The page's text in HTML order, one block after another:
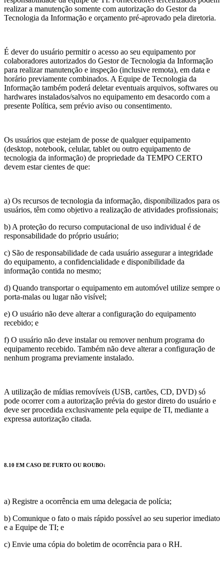
realizar a manutenção somente com autorização do Gestor da
Tecnologia da Informação e orçamento pré-aprovado pela diretoria.
É dever do usuário permitir o acesso ao seu equipamento por
colaboradores autorizados do Gestor de Tecnologia da Informação
para realizar manutenção e inspeção (inclusive remota), em data e
horário previamente combinados. A Equipe de Tecnologia da
Informação também poderá deletar eventuais arquivos, softwares ou
hardwares instalados/salvos no equipamento em desacordo com a
presente Política, sem prévio aviso ou consentimento.
Os usuários que estejam de posse de qualquer equipamento
(desktop, notebook, celular, tablet ou outro equipamento de
tecnologia da informação) de propriedade da TEMPO CERTO
devem estar cientes de que:
a) Os recursos de tecnologia da informação, disponibilizados para os
usuários, têm como objetivo a realização de atividades profissionais;
b) A proteção do recurso computacional de uso individual é de
responsabilidade do próprio usuário;
c) São de responsabilidade de cada usuário assegurar a integridade
do equipamento, a confidencialidade e disponibilidade da
informação contida no mesmo;
d) Quando transportar o equipamento em automóvel utilize sempre o
porta-malas ou lugar não visível;
e) O usuário não deve alterar a configuração do equipamento
recebido; e
f) O usuário não deve instalar ou remover nenhum programa do
equipamento recebido. Também não deve alterar a configuração de
nenhum programa previamente instalado.
A utilização de mídias removíveis (USB, cartões, CD, DVD) só
pode ocorrer com a autorização prévia do gestor direto do usuário e
deve ser procedida exclusivamente pela equipe de TI, mediante a
expressa autorização citada.
8.10 EM CASO DE FURTO OU ROUBO:
a) Registre a ocorrência em uma delegacia de polícia;
b) Comunique o fato o mais rápido possível ao seu superior imediato
e a Equipe de TI; e
c) Envie uma cópia do boletim de ocorrência para o RH.